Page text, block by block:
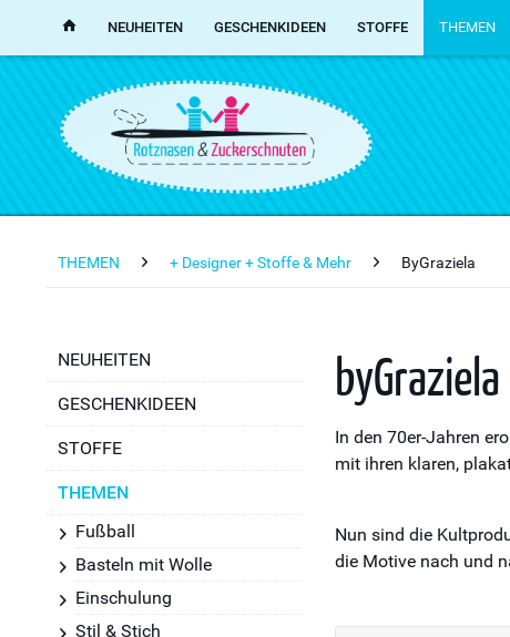
NEUHEITEN GESCHENKIDEEN STOFFE THEMEN
THEMEN + Designer + Stoffe & Mehr ByGraziela
NEUHEITEN
GESCHENKIDEEN
STOFFE
THEMEN
Fußball
Basteln mit Wolle
Einschulung
Stil & Stich
In den 70er-Jahren
mit ihren klaren,
Nun sind die
die Motive nach und